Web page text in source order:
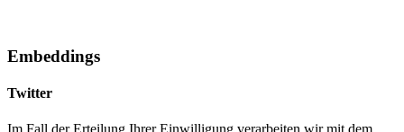
Embeddings
Twitter
Im Fall der Erteilung Ihrer Einwilligung verarbeiten wir mit dem